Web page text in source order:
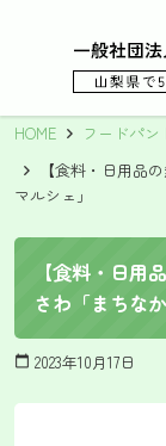
HOME
フードパ
【食料・日用品
マルシェ」
【食料・日用
さわ「まちな
calendar_today 2023年10月17日